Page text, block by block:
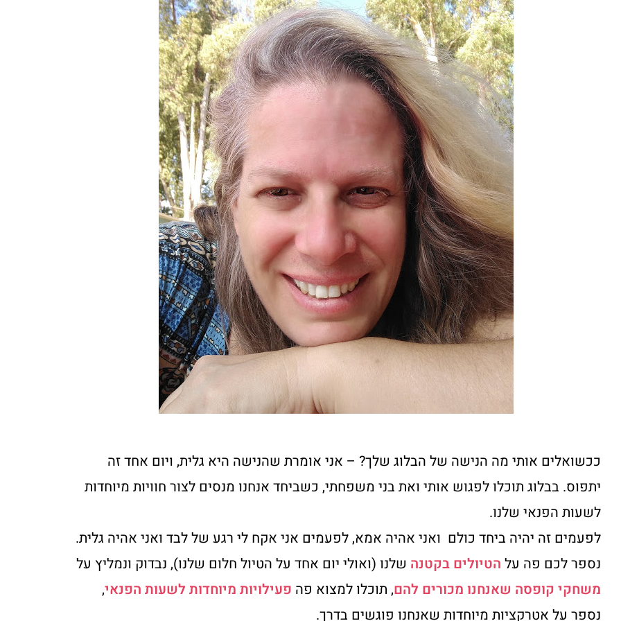
ככשואלים אותי מה הנישה של הבלוג שלך? – אני אומרת שהנישה היא גלית, ויום אחד זה
יתפוס. בבלוג תוכלו לפגוש אותי ואת בני משפחתי, כשביחד אנחנו מנסים לצור חוויות מיוחדות
לשעות הפנאי שלנו.
לפעמים זה יהיה ביחד כולם ואני אהיה אמא, לפעמים אני אקח לי רגע של לבד ואני אהיה גלית.
נספר לכם פה על הטיולים בקטנה שלנו (ואולי יום אחד על הטיול חלום שלנו), נבדוק ונמליץ על
משחקי קופסה שאנחנו מכורים להם, תוכלו למצוא פה פעילויות מיוחדות לשעות הפנאי,
נספר על אטרקציות מיוחדות שאנחנו פוגשים בדרך.